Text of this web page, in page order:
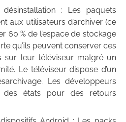
: Les paquets
aux utilisateurs d’archiver (ce
60 % de l’espace de stockage
qu’ils peuvent conserver ces
sur leur téléviseur malgré un
Le téléviseur dispose d’un
Les développeurs
des états pour des retours